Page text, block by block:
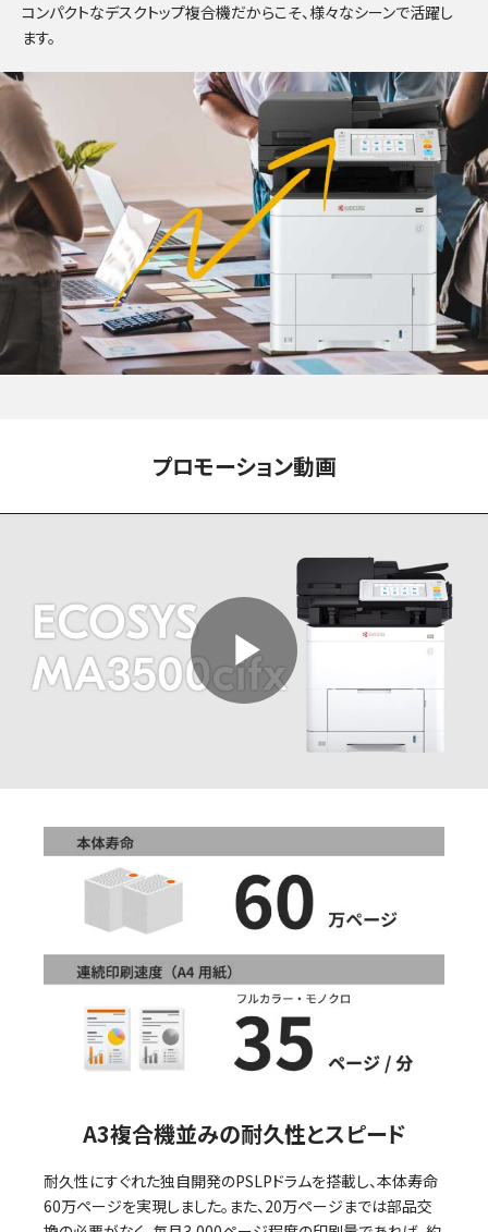
コンパクトなデスクトップ複合機だからこそ、様々なシーンで活躍し
ます。
プロモーション動画
P
l
a
y
V
A3複合機並みの耐久性とスピード
耐久性にすぐれた独自開発のPSLPドラムを搭載し、本体寿命
60万ページを実現しました。また、20万ページまでは部品交